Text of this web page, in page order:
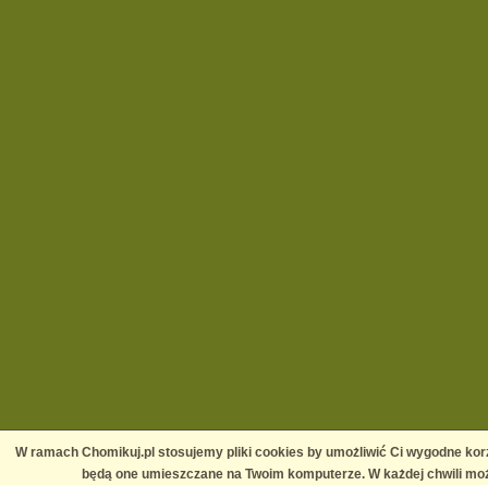
W ramach Chomikuj.pl stosujemy pliki cookies by umożliwić Ci wygodne
będą one umieszczane na Twoim komputerze. W każdej chwili